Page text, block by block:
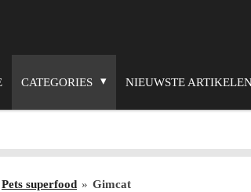
CATEGORIES NIEUWSTE
Pets superfood » Gimcat